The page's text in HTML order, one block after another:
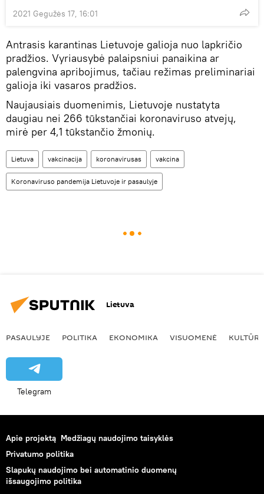
2021 Gegužės 17, 16:01
Antrasis karantinas Lietuvoje galioja nuo lapkričio
pradžios. Vyriausybė palaipsniui panaikina ar
palengvina apribojimus, tačiau režimas preliminariai
galioja iki vasaros pradžios.
Naujausiais duomenimis, Lietuvoje nustatyta
daugiau nei 266 tūkstančiai koronaviruso atvejų,
mirė per 4,1 tūkstančio žmonių.
Lietuva vakcinacija koronavirusas vakcina
Koronaviruso pandemija Lietuvoje ir pasaulyje
Lietuva
PASAULYJE POLITIKA EKONOMIKA VISUOMENĖ KULTŪRA
Telegram
Apie projektą Medžiagų naudojimo taisyklės
Privatumo politika
Slapukų naudojimo bei automatinio duomenų
išsaugojimo politika